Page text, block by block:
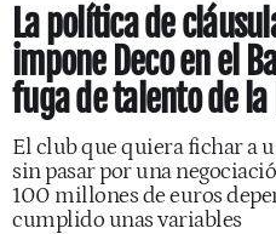
La política de
impone Deco en el
fuga de talento de la
El club que quiera fichar a
sin pasar por una
100 millones de euros
cumplido unas variables